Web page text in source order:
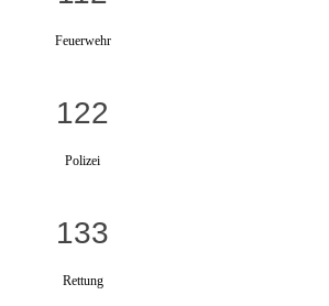
Feuerwehr
122
Polizei
133
Rettung